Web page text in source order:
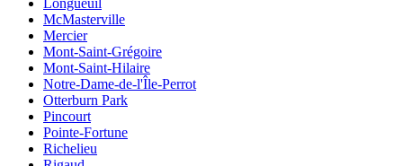
Longueuil
McMasterville
Mercier
Mont-Saint-Grégoire
Mont-Saint-Hilaire
Notre-Dame-de-l'Île-Perrot
Otterburn Park
Pincourt
Pointe-Fortune
Richelieu